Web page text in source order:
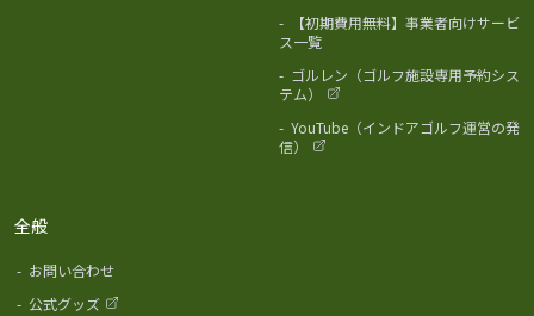
-
【初期費用無料】事業者向けサービ
ス一覧
- ゴルレン（ゴルフ施設専用予約シス
テム）
- YouTube（インドアゴルフ運営の発
信）
全般
- お問い合わせ
- 公式グッズ